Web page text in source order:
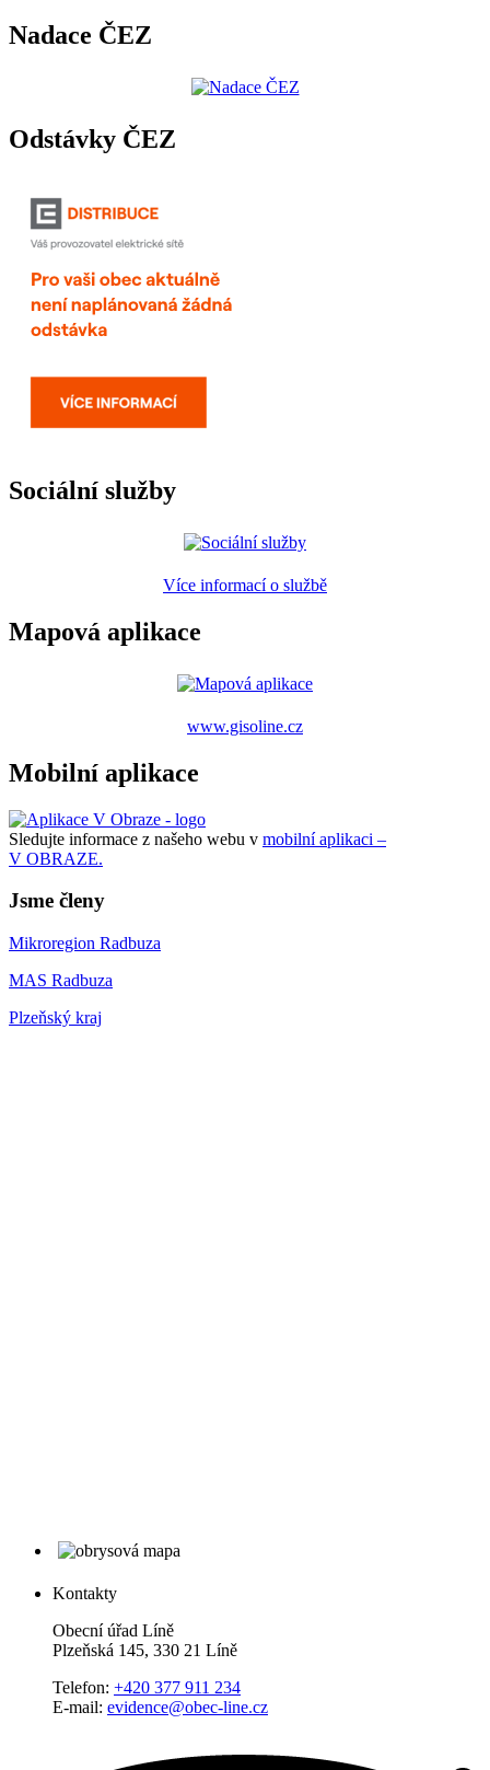
Nadace ČEZ
Odstávky ČEZ
Sociální služby
Více informací o službě
Mapová aplikace
www.gisoline.cz
Mobilní aplikace
Sledujte informace z našeho webu v mobilní aplikaci –
V OBRAZE.
Jsme členy
Mikroregion Radbuza
MAS Radbuza
Plzeňský kraj
Kontakty
Obecní úřad Líně
Plzeňská 145, 330 21 Líně
Telefon: +420 377 911 234
E-mail: evidence@obec-line.cz